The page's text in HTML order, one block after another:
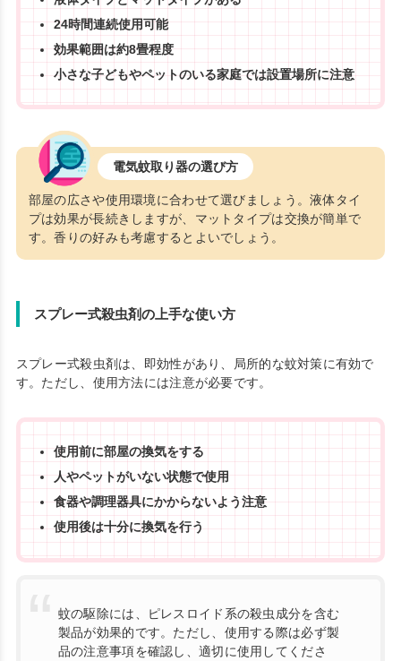
24時間連続使用可能
効果範囲は約8畳程度
小さな子どもやペットのいる家庭では設置場所に注意
電気蚊取り器の選び方
部屋の広さや使用環境に合わせて選びましょう。液体タイ
プは効果が長続きしますが、マットタイプは交換が簡単で
す。香りの好みも考慮するとよいでしょう。
スプレー式殺虫剤の上手な使い方
スプレー式殺虫剤は、即効性があり、局所的な蚊対策に有効で
す。ただし、使用方法には注意が必要です。
使用前に部屋の換気をする
人やペットがいない状態で使用
食器や調理器具にかからないよう注意
使用後は十分に換気を行う
蚊の駆除には、ピレスロイド系の殺虫成分を含む
製品が効果的です。ただし、使用する際は必ず製
品の注意事項を確認し、適切に使用してくださ